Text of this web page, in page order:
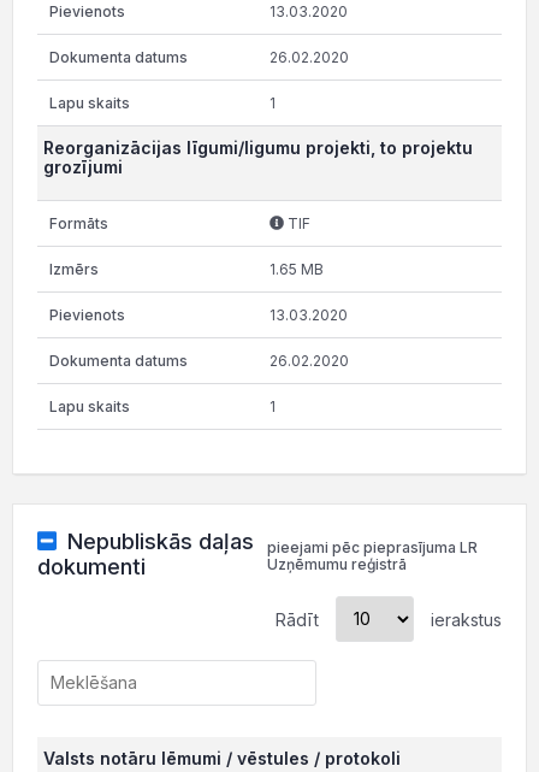
13.03.2020
26.02.2020
1
Reorganizācijas līgumi/ligumu projekti, to projektu
grozījumi
TIF
1.65 MB
13.03.2020
26.02.2020
1
Nepubliskās daļas
dokumenti
pieejami pēc pieprasījuma LR
Uzņēmumu reģistrā
Rādīt ierakstus
Valsts notāru lēmumi / vēstules / protokoli